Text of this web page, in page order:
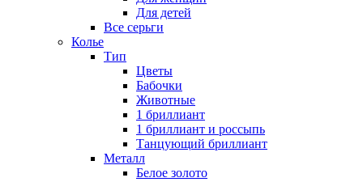
Для детей
Все серьги
Колье
Тип
Цветы
Бабочки
Животные
1 бриллиант
1 бриллиант и россыпь
Танцующий бриллиант
Металл
Белое золото